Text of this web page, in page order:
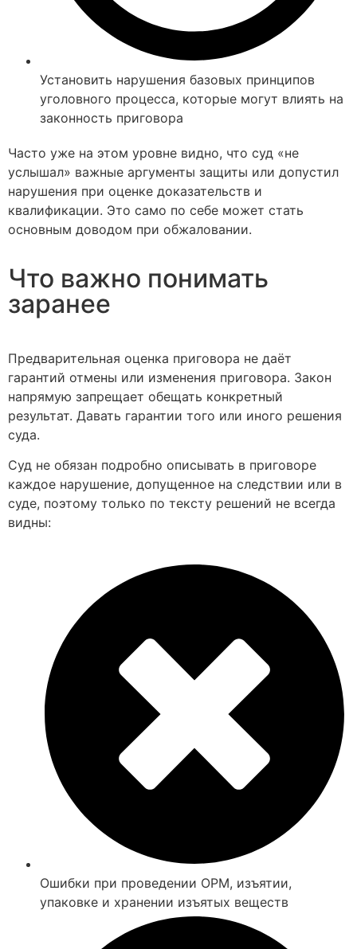
Установить нарушения базовых принципов
уголовного процесса, которые могут влиять на
законность приговора
Часто уже на этом уровне видно, что суд «не
услышал» важные аргументы защиты или допустил
нарушения при оценке доказательств и
квалификации. Это само по себе может стать
основным доводом при обжаловании.
Что важно понимать
заранее
Предварительная оценка приговора не даёт
гарантий отмены или изменения приговора. Закон
напрямую запрещает обещать конкретный
результат. Давать гарантии того или иного решения
суда.
Суд не обязан подробно описывать в приговоре
каждое нарушение, допущенное на следствии или в
суде, поэтому только по тексту решений не всегда
видны:
Ошибки при проведении ОРМ, изъятии,
упаковке и хранении изъятых веществ